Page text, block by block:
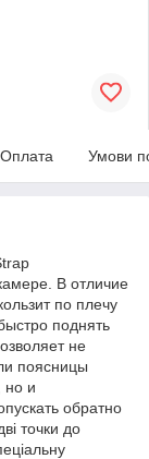
Оплата Умови
В отличие
по плечу
поднять
не
поясницы
но и
обратно
точки до